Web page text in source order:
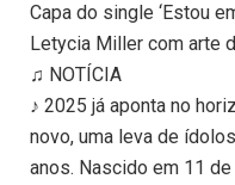
Capa do single ‘Estou
Letycia Miller com arte
♫ NOTÍCIA
♪ 2025 já aponta no
novo, uma leva de
anos. Nascido em 11